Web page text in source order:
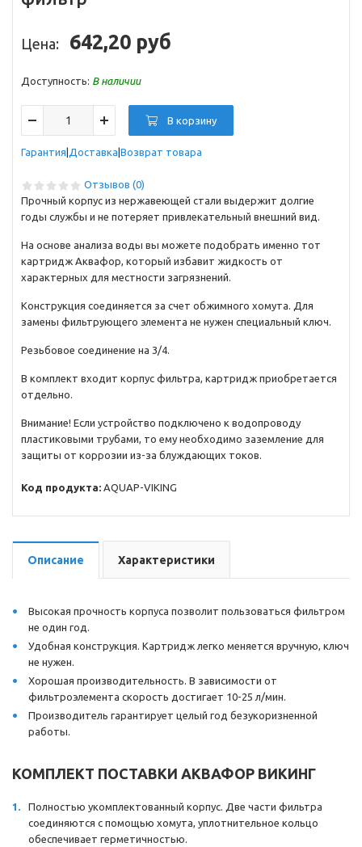
Цена: 642,20 руб
Доступность: В наличии
В корзину
Гарантия Доставка Возврат товара
Отзывов (0)
Прочный корпус из нержавеющей стали выдержит долгие
годы службы и не потеряет привлекательный внешний вид.
На основе анализа воды вы можете подобрать именно тот
картридж Аквафор, который избавит жидкость от
характерных для местности загрязнений.
Конструкция соединяется за счет обжимного хомута. Для
замены фильтрующего элемента не нужен специальный ключ.
Резьбовое соединение на 3/4.
В комплект входит корпус фильтра, картридж приобретается
отдельно.
Внимание! Если устройство подключено к водопроводу
пластиковыми трубами, то ему необходимо заземление для
защиты от коррозии из-за блуждающих токов.
Код продукта: AQUAP-VIKING
Описание Характеристики
Высокая прочность корпуса позволит пользоваться фильтром
не один год.
Удобная конструкция. Картридж легко меняется вручную, ключ
не нужен.
Хорошая производительность. В зависимости от
фильтроэлемента скорость достигает 10-25 л/мин.
Производитель гарантирует целый год безукоризненной
работы.
КОМПЛЕКТ ПОСТАВКИ АКВАФОР ВИКИНГ
Полностью укомплектованный корпус. Две части фильтра
соединяются с помощью хомута, уплотнительное кольцо
обеспечивает герметичностью.